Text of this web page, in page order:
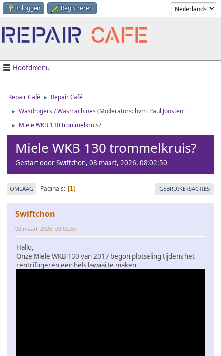
Inloggen Registreren
Hoofdmenu
Repair Café ► Repair Café
► Wasdrogers / Wasmachines (Moderators: hvm, Paul Joosten)
► Miele WKB 130 trommelkruis?
Miele WKB 130 trommelkruis?
Gestart door Swiftchon, 08 maart, 2026, 08:02:50
OMLAAG Pagina's 1 GEBRUIKERSACTIES
Swiftchon
08 maart, 2026, 08:02:50
Hallo,
Onze Miele WKB 130 van 2017 begon plotseling tijdens het
centrifugeren een hels lawaai te maken.